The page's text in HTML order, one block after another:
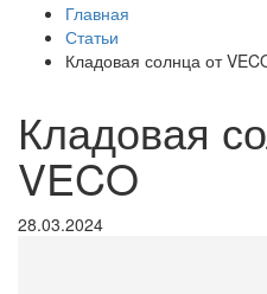
Главная
Статьи
Кладовая солнца от
Кладовая
VECO
28.03.2024